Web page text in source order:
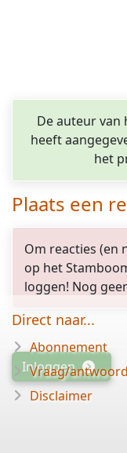
De auteur
heeft
het
Plaats een
Om reacties (en
op het
loggen! Nog
Inloggen
Direct naar...
Abonnement
Vraag/antwoord
Disclaimer